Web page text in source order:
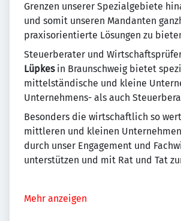
Grenzen unserer Spezialgebiete
und somit unseren Mandanten
praxisorientierte Lösungen zu
Steuerberater und
Lüpkesin Braunschweig bietet
mittelständische und kleine
Unternehmens- als auch
Besonders die wirtschaftlich so
mittleren und kleinen
durch unser Engagement und
unterstützen und mit Rat und Tat
Mehr anzeigen